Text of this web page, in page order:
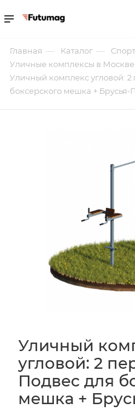
Главная — Каталог —
Уличные комплексы в Москве
Уличный комплекс угловой:
боксерского мешка + Брусья-
Уличный
угловой: 2
Подвес для
мешка +